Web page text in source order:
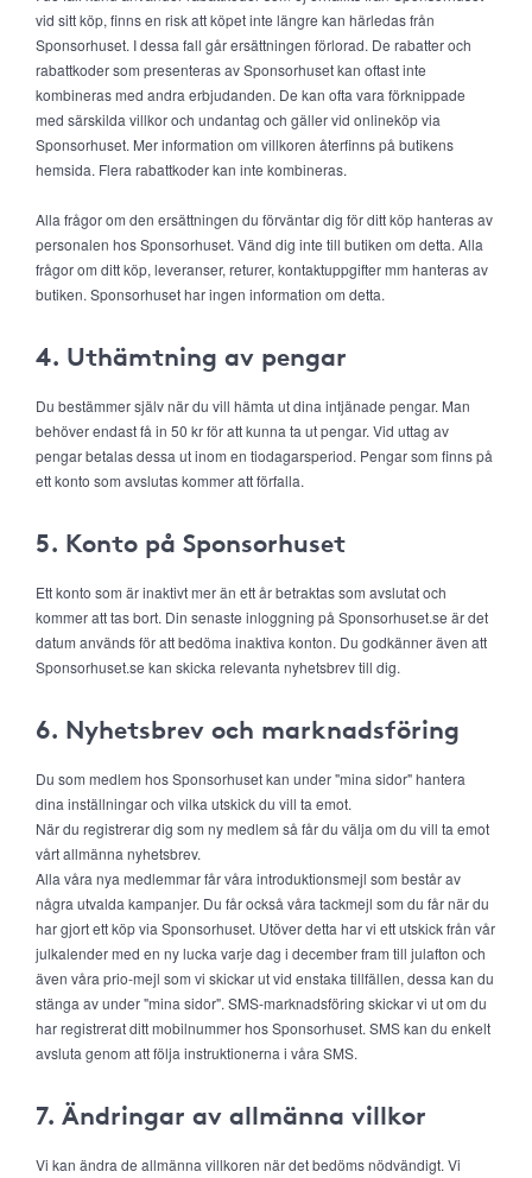
vid sitt köp, finns en risk att köpet inte längre kan härledas från
Sponsorhuset. I dessa fall går ersättningen förlorad. De rabatter och
rabattkoder som presenteras av Sponsorhuset kan oftast inte
kombineras med andra erbjudanden. De kan ofta vara förknippade
med särskilda villkor och undantag och gäller vid onlineköp via
Sponsorhuset. Mer information om villkoren återfinns på butikens
hemsida. Flera rabattkoder kan inte kombineras.
Alla frågor om den ersättningen du förväntar dig för ditt köp hanteras av
personalen hos Sponsorhuset. Vänd dig inte till butiken om detta. Alla
frågor om ditt köp, leveranser, returer, kontaktuppgifter mm hanteras av
butiken. Sponsorhuset har ingen information om detta.
4. Uthämtning av pengar
Du bestämmer själv när du vill hämta ut dina intjänade pengar. Man
behöver endast få in 50 kr för att kunna ta ut pengar. Vid uttag av
pengar betalas dessa ut inom en tiodagarsperiod. Pengar som finns på
ett konto som avslutas kommer att förfalla.
5. Konto på Sponsorhuset
Ett konto som är inaktivt mer än ett år betraktas som avslutat och
kommer att tas bort. Din senaste inloggning på Sponsorhuset.se är det
datum används för att bedöma inaktiva konton. Du godkänner även att
Sponsorhuset.se kan skicka relevanta nyhetsbrev till dig.
6. Nyhetsbrev och marknadsföring
Du som medlem hos Sponsorhuset kan under "mina sidor" hantera
dina inställningar och vilka utskick du vill ta emot.
När du registrerar dig som ny medlem så får du välja om du vill ta emot
vårt allmänna nyhetsbrev.
Alla våra nya medlemmar får våra introduktionsmejl som består av
några utvalda kampanjer. Du får också våra tackmejl som du får när du
har gjort ett köp via Sponsorhuset. Utöver detta har vi ett utskick från vår
julkalender med en ny lucka varje dag i december fram till julafton och
även våra prio-mejl som vi skickar ut vid enstaka tillfällen, dessa kan du
stänga av under "mina sidor". SMS-marknadsföring skickar vi ut om du
har registrerat ditt mobilnummer hos Sponsorhuset. SMS kan du enkelt
avsluta genom att följa instruktionerna i våra SMS.
7. Ändringar av allmänna villkor
Vi kan ändra de allmänna villkoren när det bedöms nödvändigt. Vi